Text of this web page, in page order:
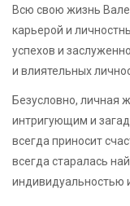
Всю свою жизнь
карьерой и
успехов и
и влиятельных
Безусловно, личная
интригующим и
всегда приносит
всегда старалась
индивидуальностью